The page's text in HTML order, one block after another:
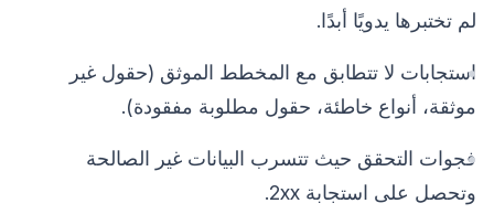
لم تختبرها يدويًا أبدًا.
استجابات لا تتطابق مع المخطط الموثق (حقول غير
موثقة، أنواع خاطئة، حقول مطلوبة مفقودة).
فجوات التحقق حيث تتسرب البيانات غير الصالحة
وتحصل على استجابة 2xx.